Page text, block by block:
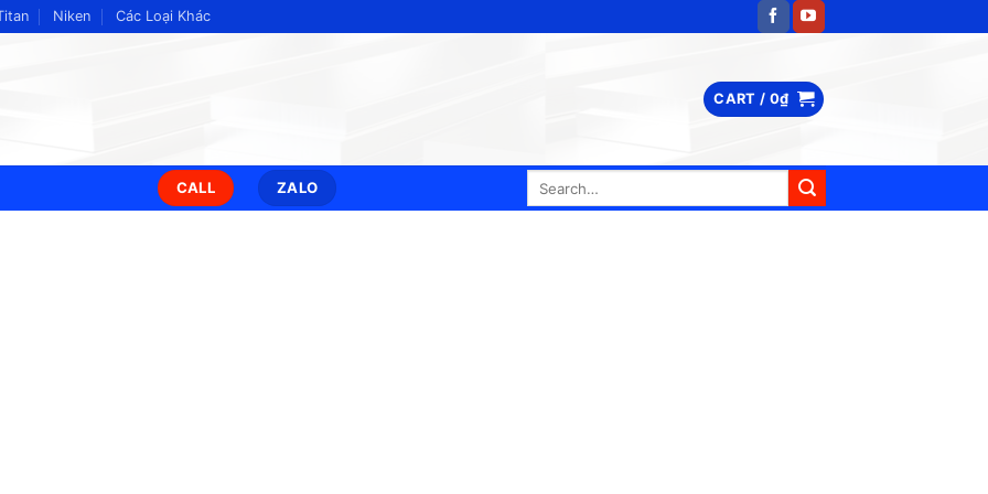
Niken Các Loại Khác
CART / 0₫
CALL ZALO